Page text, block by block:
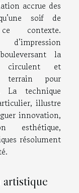
accrue des
soif de
contexte.
la
et
terrain pour
La technique
illustre
innovation,
esthétique,
résolument
artistique